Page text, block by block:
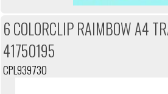
6 COLORCLIP RAIMBOW A4
41750195
CPL939730